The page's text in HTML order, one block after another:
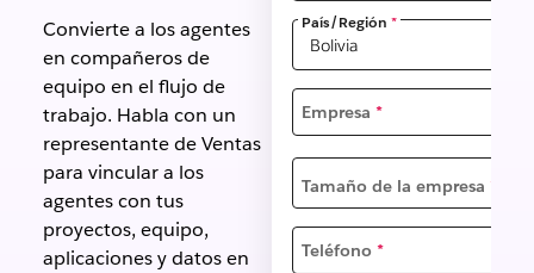
Convierte a los agentes
en compañeros de
equipo en el flujo de
trabajo. Habla con un
representante de Ventas
para vincular a los
agentes con tus
proyectos, equipo,
aplicaciones y datos en
País/Región *
Empresa *
Tamaño de la empresa *
Teléfono*